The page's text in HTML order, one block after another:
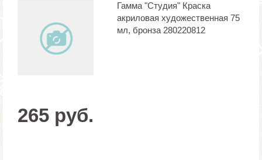
Гамма "Студия" Краска
акриловая художественная 75
мл, бронза 280220812
265 руб.